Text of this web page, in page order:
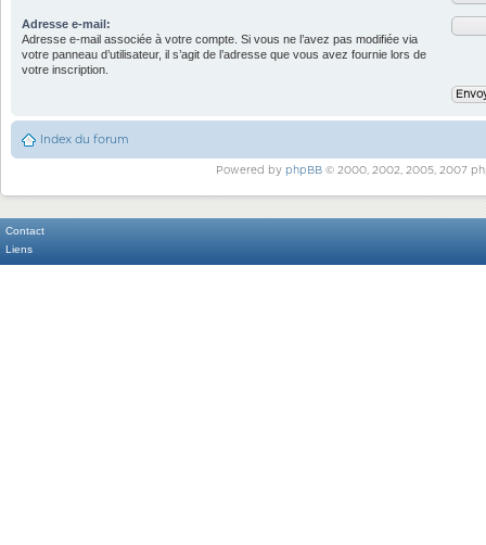
Adresse e-mail:
Adresse e-mail associée à votre compte. Si vous ne l’avez pas modifiée via
votre panneau d’utilisateur, il s’agit de l’adresse que vous avez fournie lors de
votre inscription.
Index du forum
Powered by phpBB© 2000, 2002, 2005, 2007
Contact
Liens